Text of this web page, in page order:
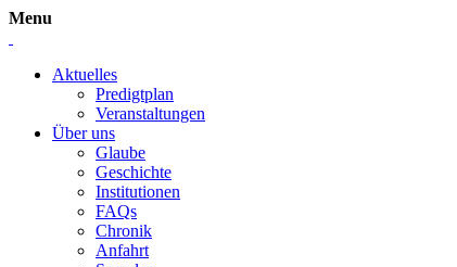
Menu
Aktuelles
Predigtplan
Veranstaltungen
Über uns
Glaube
Geschichte
Institutionen
FAQs
Chronik
Anfahrt